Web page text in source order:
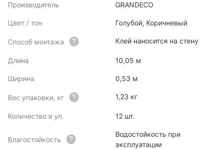
Производитель GRANDECO
Цвет / тон Голубой, Коричневый
Способ монтажа Клей наносится на стену
Длина 10,05 м
Ширина 0,53 м
Вес упаковки, кг 1,23 кг
Количество в уп. 12 шт.
Влагостойкость
Водостойкость при
эксплуатации